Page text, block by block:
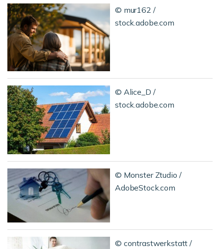
© mur162 /
stock.adobe.com
© Alice_D /
stock.adobe.com
© Monster Ztudio /
AdobeStock.com
© contrastwerkstatt /